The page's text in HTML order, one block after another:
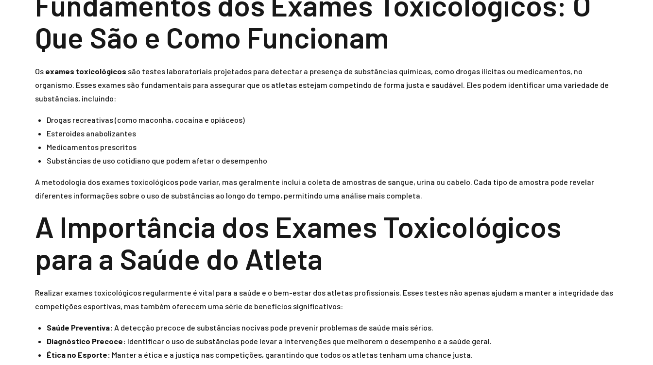
Que São e Como Funcionam
Os exames toxicológicos são testes laboratoriais projetados para detectar a presença de substâncias químicas, como drogas ilícitas ou medicamentos, no
organismo. Esses exames são fundamentais para assegurar que os atletas estejam competindo de forma justa e saudável. Eles podem identificar uma variedade de
substâncias, incluindo:
Drogas recreativas (como maconha, cocaína e opiáceos)
Esteroides anabolizantes
Medicamentos prescritos
Substâncias de uso cotidiano que podem afetar o desempenho
A metodologia dos exames toxicológicos pode variar, mas geralmente inclui a coleta de amostras de sangue, urina ou cabelo. Cada tipo de amostra pode revelar
diferentes informações sobre o uso de substâncias ao longo do tempo, permitindo uma análise mais completa.
A Importância dos Exames Toxicológicos
para a Saúde do Atleta
Realizar exames toxicológicos regularmente é vital para a saúde e o bem-estar dos atletas profissionais. Esses testes não apenas ajudam a manter a integridade das
competições esportivas, mas também oferecem uma série de benefícios significativos:
Saúde Preventiva: A detecção precoce de substâncias nocivas pode prevenir problemas de saúde mais sérios.
Diagnóstico Precoce: Identificar o uso de substâncias pode levar a intervenções que melhorem o desempenho e a saúde geral.
Ética no Esporte: Manter a ética e a justiça nas competições, garantindo que todos os atletas tenham uma chance justa.